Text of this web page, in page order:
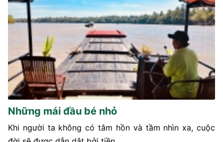
Những mái đầu bé nhỏ
Khi người ta không có tâm hồn và tầm nhìn xa, cuộc